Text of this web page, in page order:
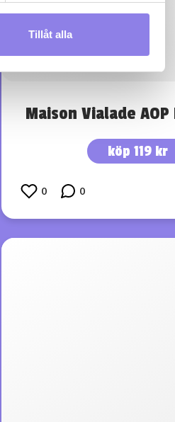
Tillåt alla
Maison Vialade
köp 119 kr
0 0